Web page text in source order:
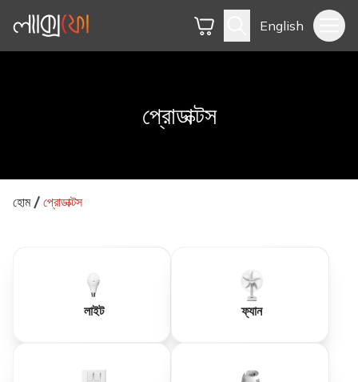
English
প্রোডাক্টস
হোম প্রোডাক্টস
লাইট ফ্যান